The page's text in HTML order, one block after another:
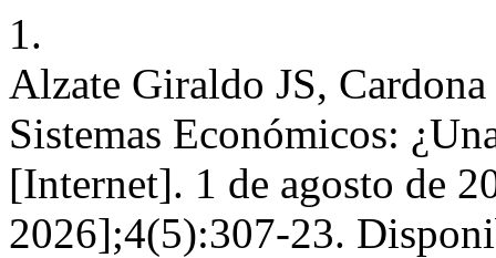
1.
Alzate Giraldo JS,
Sistemas Económicos:
[Internet]. 1 de agosto de
2026];4(5):307-23.